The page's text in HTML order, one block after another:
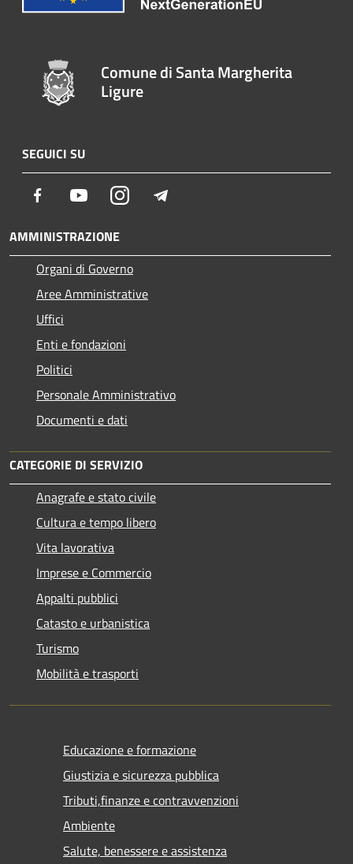
Comune di Santa Margherita
Ligure
SEGUICI SU
Facebook YoutubeInstagram
AMMINISTRAZIONE
Organi di Governo
Aree Amministrative
Uffici
Enti e fondazioni
Politici
Personale Amministrativo
Documenti e dati
CATEGORIE DI SERVIZIO
Anagrafe e stato civile
Cultura e tempo libero
Vita lavorativa
Imprese e Commercio
Appalti pubblici
Catasto e urbanistica
Turismo
Mobilità e trasporti
Educazione e formazione
Giustizia e sicurezza pubblica
Tributi,finanze e contravvenzioni
Ambiente
Salute, benessere e assistenza